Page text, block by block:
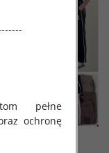
pełne
ochronę